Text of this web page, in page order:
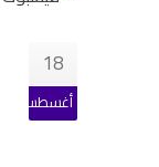
18
أغسطس